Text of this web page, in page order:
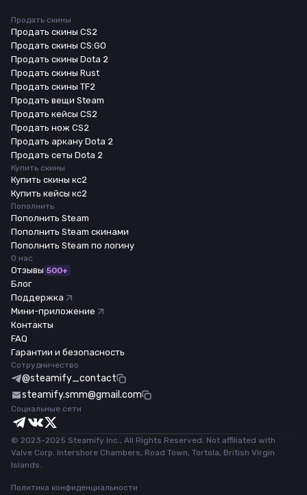
Продать скины
Продать скины CS2
Продать скины CS:GO
Продать скины Dota 2
Продать скины Rust
Продать скины TF2
Продать вещи Steam
Продать кейсы CS2
Продать нож CS2
Продать аркану Dota 2
Продать сеты Dota 2
Купить скины
Купить скины кс2
Купить кейсы кс2
Пополнить
Пополнить Steam
Пополнить Steam скинами
Пополнить Steam по логину
О нас
Отзывы 500+
Блог
Поддержка
Мини-приложение
Контакты
FAQ
Гарантии и безопасность
Сотрудничество
@steamify_contact
steamify.smm@gmail.com
Социальные сети
© 2023-2025 Steamify Inc., All Rights Reserved. Not affiliated with
Valve Corp. Intershore Chambers, Road Town, Tortola, British Virgin
Islands.
Политика конфиденциальности